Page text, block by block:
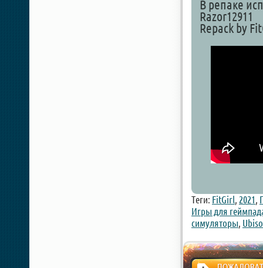
В репаке
Razor12911
Repack by
Теги: FitGirl, 2021,
Игры для
симуляторы,